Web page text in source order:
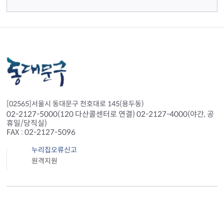
[02565]서울시 동대문구 천호대로 145(용두동)
02-2127-5000(120 다산콜센터로 연결) 02-2127-4000(야간, 공
휴일/당직실)
FAX : 02-2127-5096
누리집오류신고
원격지원